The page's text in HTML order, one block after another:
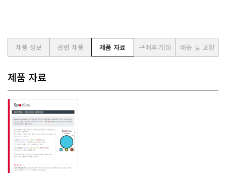
제품 정보 관련 제품 제품 자료 구매후기(0) 배송 및 교환
제품 자료